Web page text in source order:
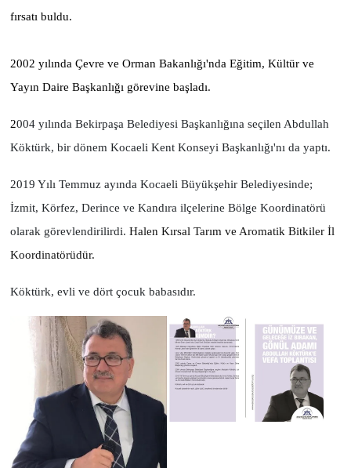
fırsatı buldu.
2002 yılında Çevre ve Orman Bakanlığı'nda Eğitim, Kültür ve
Yayın Daire Başkanlığı görevine başladı.
2004 yılında Bekirpaşa Belediyesi Başkanlığına seçilen Abdullah
Köktürk, bir dönem Kocaeli Kent Konseyi Başkanlığı'nı da yaptı.
2019 Yılı Temmuz ayında Kocaeli Büyükşehir Belediyesinde;
İzmit, Körfez, Derince ve Kandıra ilçelerine Bölge Koordinatörü
olarak görevlendirilirdi. Halen Kırsal Tarım ve Aromatik Bitkiler İl
Koordinatörüdür.
Köktürk, evli ve dört çocuk babasıdır.